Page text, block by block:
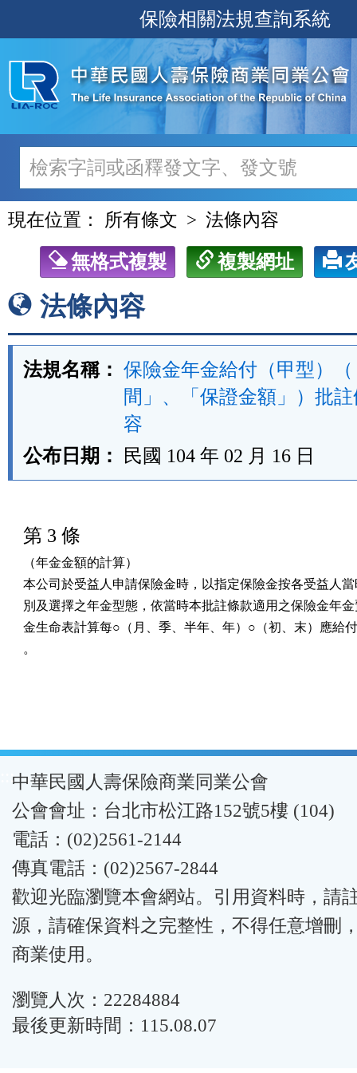
至
主
內
容
保險相關法規查詢系統
現在位置： 所有條文 法條內容
無格式複製 複製網址
法條內容
法規名稱： 保險金年金給付（甲型）
間」、「保證金額」）批
容
公布日期：
民國 104 年 02 月 16 日
第 3 條
（年金金額的計算）
本公司於受益人申請保險金時，以指定保險金按各受益人
別及選擇之年金型態，依當時本批註條款適用之保險金年
金生命表計算每○（月、季、半年、年）○（初、末）應給
。
:::中華民國人壽保險商業同業公會
公會會址：台北市松江路152號5樓 (104)
電話：(02)2561-2144
傳真電話：(02)2567-2844
歡迎光臨瀏覽本會網站。引用資料時，請
源，請確保資料之完整性，不得任意增刪
商業使用。
瀏覽人次：22284884
最後更新時間：115.08.07